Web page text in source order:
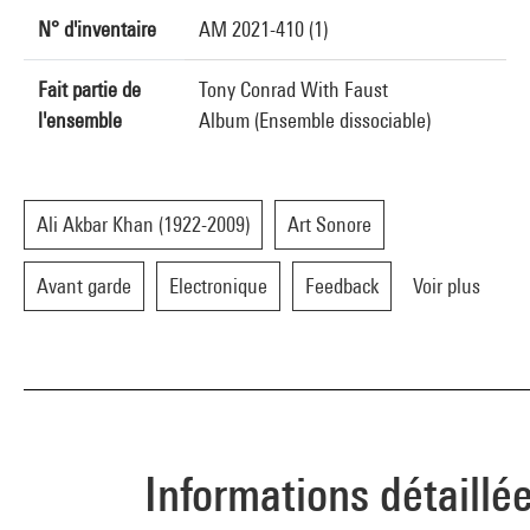
N° d'inventaire AM 2021-410 (1)
Fait partie de
l'ensemble
Tony Conrad With Faust
Album (Ensemble dissociable)
Ali Akbar Khan (1922-2009) Art Sonore
Avant garde Electronique Feedback Voir plus
Informations